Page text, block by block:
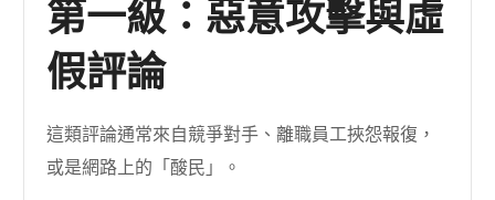
第一級：惡意攻擊與虛
假評論
這類評論通常來自競爭對手、離職員工挾怨報復，
或是網路上的「酸民」。